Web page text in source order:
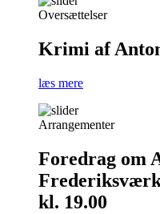
Oversættelser
Krimi af
læs mere
Arrangementer
Foredrag om
kl. 19.00